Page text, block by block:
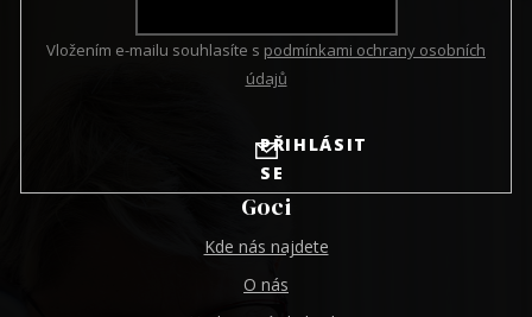
Vložením e-mailu souhlasíte s podmínkami ochrany osobních
údajů
PŘIHLÁSIT
SE
Goci
Kde nás najdete
O nás